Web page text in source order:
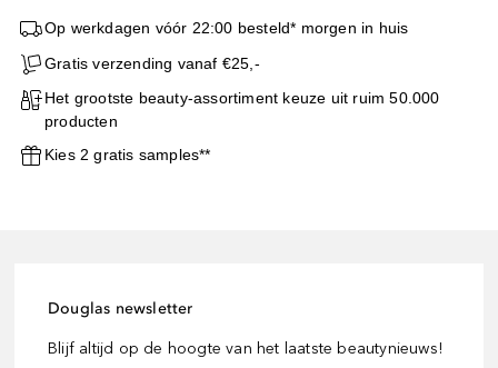
Op werkdagen vóór 22:00 besteld* morgen in huis
Gratis verzending vanaf €25,-
Het grootste beauty-assortiment keuze uit ruim 50.000
producten
Kies 2 gratis samples**
Douglas newsletter
Blijf altijd op de hoogte van het laatste beautynieuws!